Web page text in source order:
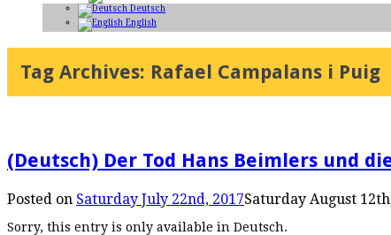
Deutsch
English
Tag Archives: Rafael Campalans i Puig
(Deutsch) Der Tod Hans Beimlers und
Posted on Saturday July 22nd, 2017Saturday August
Sorry, this entry is only available in Deutsch.